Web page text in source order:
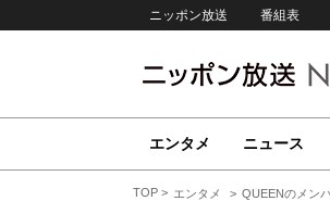
ニッポン放送 番組表
エンタメ ニュース
TOP エンタメ QUEENのメン